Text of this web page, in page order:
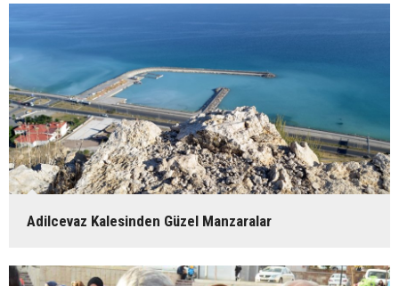
Adilcevaz Kalesinden Güzel Manzaralar